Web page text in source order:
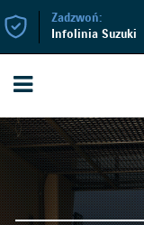
Zadzwoń:
Infolinia Suzuki